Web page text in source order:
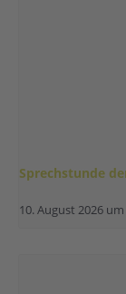
Sprechstunde
10. August 2026 um